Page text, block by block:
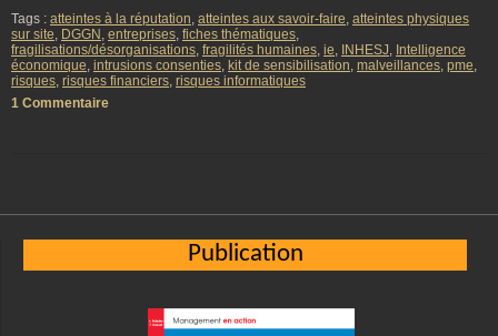
Tags : atteintes à la réputation, atteintes aux savoir-faire, atteintes physiques
sur site, DGGN , entreprises, fiches thématiques,
fragilisations/désorganisations, fragilités humaines, ie, INHESJ, Intelligence
économique, intrusions consenties, kit de sensibilisation, malveillances, pme,
risques, risques financiers, risques informatiques
1 Commentaire
Publication